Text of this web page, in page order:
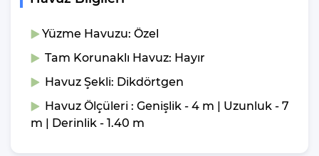
Yüzme Havuzu: Özel
Tam Korunaklı Havuz: Hayır
Havuz Şekli: Dikdörtgen
Havuz Ölçüleri : Genişlik - 4 m | Uzunluk - 7
m | Derinlik - 1.40 m